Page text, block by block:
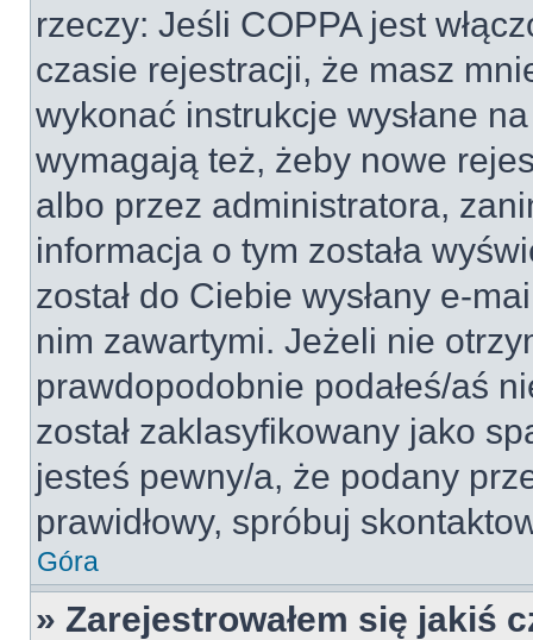
rzeczy: Jeśli COPPA jest
czasie rejestracji, że masz
wykonać instrukcje wysłane
wymagają też, żeby nowe
albo przez administratora,
informacja o tym została
został do Ciebie wysłany e-
nim zawartymi. Jeżeli nie
prawdopodobnie podałeś/aś
został zaklasyfikowany jako
jesteś pewny/a, że podany
prawidłowy, spróbuj
Góra
» Zarejestrowałem się jakiś